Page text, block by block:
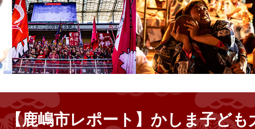
【鹿嶋市レポート】かしま子ども